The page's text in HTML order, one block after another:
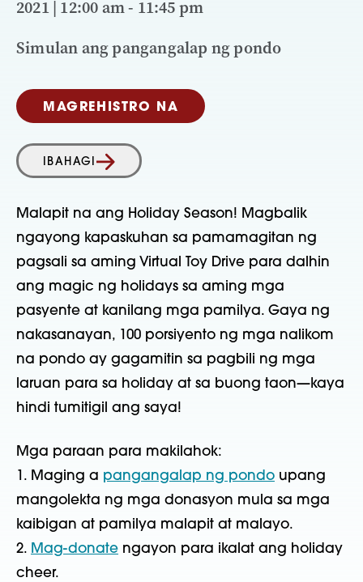
2021 | 12:00 am - 11:45 pm
Simulan ang pangangalap ng pondo
MAGREHISTRO NA
IBAHAGI
Malapit na ang Holiday Season! Magbalik
ngayong kapaskuhan sa pamamagitan ng
pagsali sa aming Virtual Toy Drive para dalhin
ang magic ng holidays sa aming mga
pasyente at kanilang mga pamilya. Gaya ng
nakasanayan, 100 porsiyento ng mga nalikom
na pondo ay gagamitin sa pagbili ng mga
laruan para sa holiday at sa buong taon—kaya
hindi tumitigil ang saya!
Mga paraan para makilahok:
1. Maging a pangangalap ng pondo upang
mangolekta ng mga donasyon mula sa mga
kaibigan at pamilya malapit at malayo.
2. Mag-donate ngayon para ikalat ang holiday
cheer.